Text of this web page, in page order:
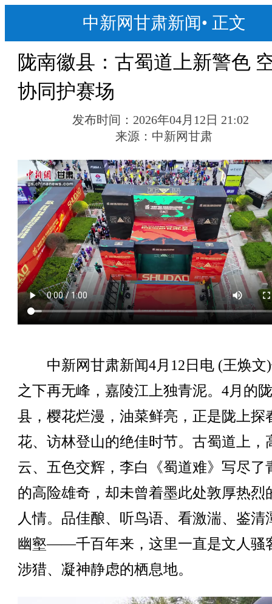
中新网甘肃新闻• 正文
陇南徽县：古蜀道上新警色
协同护赛场
发布时间： 2026年04月12日 21:02
来源： 中新网甘肃
中新网甘肃新闻4月12日电 (王焕文
之下再无峰，嘉陵江上独青泥。4月的
县，樱花烂漫，油菜鲜亮，正是陇上探
花、访林登山的绝佳时节。古蜀道上，
云、五色交辉，李白《蜀道难》写尽了
的高险雄奇，却未曾着墨此处敦厚热烈
人情。品佳酿、听鸟语、看激湍、鉴清
幽壑——千百年来，这里一直是文人骚
涉猎、凝神静虑的栖息地。